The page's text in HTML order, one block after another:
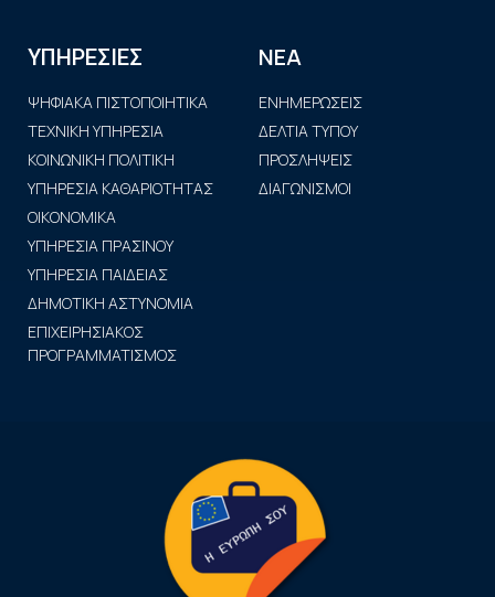
ΥΠΗΡΕΣΙΕΣ
ΨΗΦΙΑΚΑ ΠΙΣΤΟΠΟΙΗΤΙΚΑ
ΤΕΧΝΙΚΗ ΥΠΗΡΕΣΙΑ
ΚΟΙΝΩΝΙΚΗ ΠΟΛΙΤΙΚΗ
ΥΠΗΡΕΣΙΑ ΚΑΘΑΡΙΟΤΗΤΑΣ
ΟΙΚΟΝΟΜΙΚΑ
ΥΠΗΡΕΣΙΑ ΠΡΑΣΙΝΟΥ
ΥΠΗΡΕΣΙΑ ΠΑΙΔΕΙΑΣ
ΔΗΜΟΤΙΚΗ ΑΣΤΥΝΟΜΙΑ
ΕΠΙΧΕΙΡΗΣΙΑΚΟΣ
ΠΡΟΓΡΑΜΜΑΤΙΣΜΟΣ
ΝΕΑ
ΕΝΗΜΕΡΩΣΕΙΣ
ΔΕΛΤΙΑ ΤΥΠΟΥ
ΠΡΟΣΛΗΨΕΙΣ
ΔΙΑΓΩΝΙΣΜΟΙ